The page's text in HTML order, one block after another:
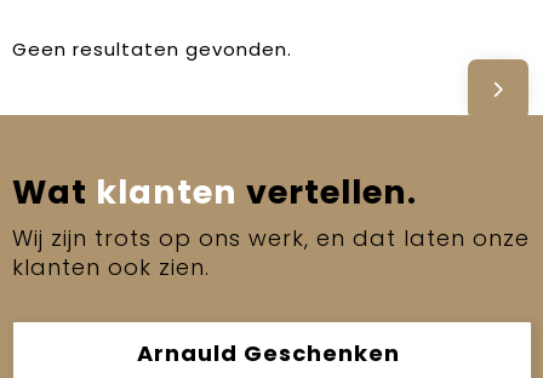
Geen resultaten gevonden.
Wat klanten vertellen.
Wij zijn trots op ons werk, en dat laten onze
klanten ook zien.
Arnauld Geschenken